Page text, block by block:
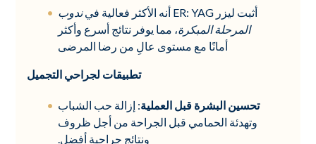
أثبت ليزر ER: YAG أنه الأكثر فعالية في
ندوب
المرحلة المبكرة، مما يوفر نتائج أسرع وأكثر
أمانًا مع مستوى عالٍ من رضا المرضى
تطبيقات لجراحي التجميل
تحسين البشرة قبل العملية: إزالة حب الشباب
وتهدئة الحمامي قبل الجراحة من أجل ظروف
ونتائج جراحية أفضل.